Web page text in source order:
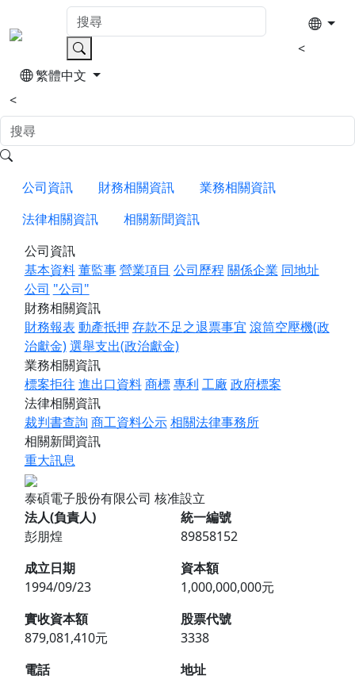
<
繁體中文
<
公司資訊 財務相關資訊
業務相關資訊
法律相關資訊
相關新聞資訊
公司資訊
基本資料董監事營業項目 公司歷程 關係企業 同地址
公司 "公司"
財務相關資訊
財務報表 動產抵押 存款不足之退票事宜 滾筒空壓機(政
治獻金)選舉支出(政治獻金)
業務相關資訊
標案拒往 進出口資料商標專利 工廠 政府標案
法律相關資訊
裁判書查詢 商工資料公示相關法律事務所
相關新聞資訊
重大訊息
泰碩電子股份有限公司 核准設立
法人(負責人)
彭朋煌
統一編號
89858152
成立日期
1994/09/23
資本額
1,000,000,000元
實收資本額
879,081,410元
股票代號
3338
電話
地址